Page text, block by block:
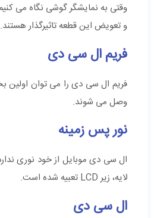
وقتی به نمایشگر گوشی نگاه می
و تعویض این قطعه تاثیرگذار
فریم ال سی دی
فریم ال سی دی را می توان اولین
وصل می شوند.
نور پس زمینه
ال سی دی موبایل از خود نوری
لایه، زیر LCD تعبیه شده است.
ال سی دی